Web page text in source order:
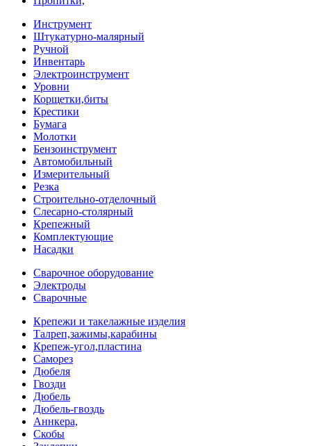
Инструмент
Штукатурно-малярный
Ручной
Инвентарь
Электроинструмент
Уровни
Корщетки,биты
Крестики
Бумага
Молотки
Бензоинструмент
Автомобильный
Измерительный
Резка
Строительно-отделочный
Слесарно-столярный
Крепежный
Комплектующие
Насадки
Сварочное оборудование
Электроды
Сварочные
Крепежи и такелажные изделия
Талреп,зажимы,карабины
Крепеж-угол,пластина
Саморез
Дюбеля
Гвозди
Дюбель
Дюбель-гвоздь
Аннкера,
Скобы